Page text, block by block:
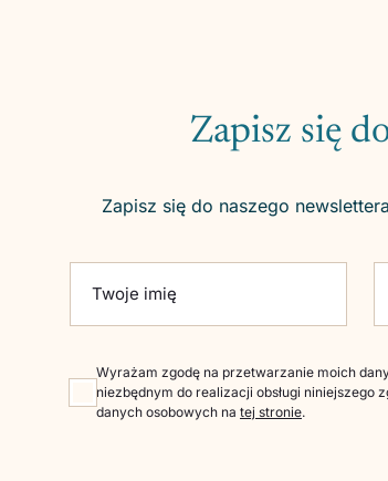
Zapisz się
Zapisz się do naszego
Twoje imię
Wyrażam zgodę na przetwarzanie moich
niezbędnym do realizacji obsługi niniejszego
danych osobowych na tej stronie.